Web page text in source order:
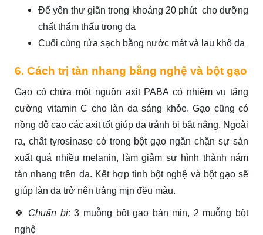
Để yên thư giãn trong khoảng 20 phút cho dưỡng
chất thẩm thấu trong da
Cuối cùng rửa sạch bằng nước mát và lau khô da
6. Cách trị tàn nhang bằng nghệ và bột gạo
Gạo có chứa một nguồn axit PABA có nhiệm vụ tăng
cường vitamin C cho làn da sáng khỏe. Gạo cũng có
nồng độ cao các axit tốt giúp da tránh bị bắt nắng. Ngoài
ra, chất tyrosinase có trong bột gạo ngăn chặn sự sản
xuất quá nhiều melanin, làm giảm sự hình thành nám
tàn nhang trên da. Kết hợp tinh bột nghệ và bột gạo sẽ
giúp làn da trở nên trắng mịn đều màu.
❖ Chuẩn bị:3 muỗng bột gạo bán mịn, 2 muỗng bột
nghệ